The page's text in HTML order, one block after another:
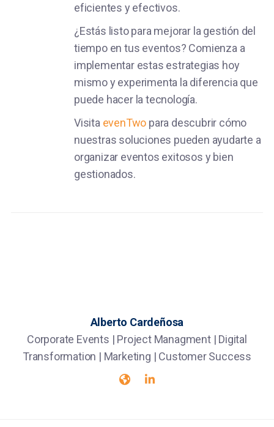
eficientes y efectivos.
¿Estás listo para mejorar la gestión del
tiempo en tus eventos? Comienza a
implementar estas estrategias hoy
mismo y experimenta la diferencia que
puede hacer la tecnología.
Visita evenTwo para descubrir cómo
nuestras soluciones pueden ayudarte a
organizar eventos exitosos y bien
gestionados.
Alberto Cardeñosa
Corporate Events | Project Managment | Digital
Transformation | Marketing | Customer Success